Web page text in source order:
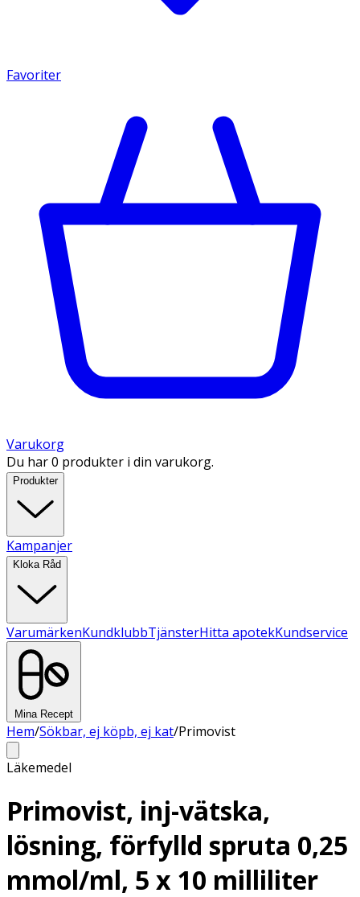
Favoriter
Varukorg
Du har 0 produkter i din varukorg.
Produkter
Kampanjer
Kloka Råd
VarumärkenKundklubbTjänsterHitta apotekKundservice
Mina Recept
Hem/Sökbar, ej köpb, ej kat/Primovist
Läkemedel
Primovist, inj-vätska,
lösning, förfylld spruta 0,25
mmol/ml, 5 x 10 milliliter